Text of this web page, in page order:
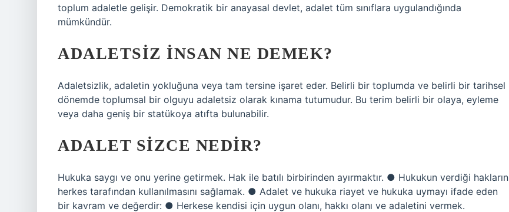
toplum adaletle gelişir. Demokratik bir anayasal devlet, adalet tüm sınıflara uygulandığında
mümkündür.
ADALETSIZ INSAN NE DEMEK?
Adaletsizlik, adaletin yokluğuna veya tam tersine işaret eder. Belirli bir toplumda ve belirli bir tarihsel
dönemde toplumsal bir olguyu adaletsiz olarak kınama tutumudur. Bu terim belirli bir olaya, eyleme
veya daha geniş bir statükoya atıfta bulunabilir.
ADALET SIZCE NEDIR?
Hukuka saygı ve onu yerine getirmek. Hak ile batılı birbirinden ayırmaktır. ● Hukukun verdiği hakların
herkes tarafından kullanılmasını sağlamak. ● Adalet ve hukuka riayet ve hukuka uymayı ifade eden
bir kavram ve değerdir: ● Herkese kendisi için uygun olanı, hakkı olanı ve adaletini vermek.